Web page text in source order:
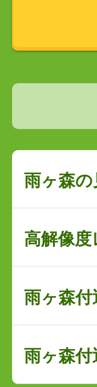
雨ヶ森の
高解像
雨ヶ森付
雨ヶ森